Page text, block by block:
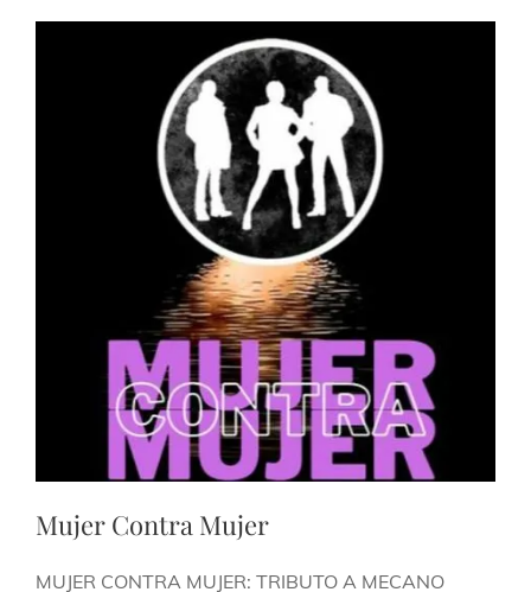
Mujer Contra Mujer​
MUJER CONTRA MUJER: TRIBUTO A MECANO